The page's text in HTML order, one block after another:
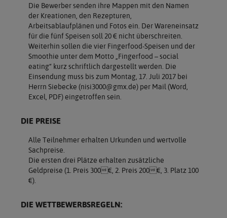
Die Bewerber senden ihre Mappen mit den Namen
der Kreationen, den Rezepturen,
Arbeitsablaufplänen und Fotos ein. Der Wareneinsatz
für die fünf Speisen soll 20 € nicht überschreiten.
Weiterhin sollen die vier Fingerfood-Speisen und der
Smoothie unter dem Motto „Fingerfood – social
eating“ kurz schriftlich dargestellt werden. Die
Einsendung muss bis zum Montag, 17. Juli 2017 bei
Herrn Siebecke (nisi3000@gmx.de) per Mail (Word,
Excel, PDF) eingetroffen sein.
DIE PREISE
Alle Teilnehmer erhalten Urkunden und wertvolle
Sachpreise.
Die ersten drei Plätze erhalten zusätzliche
Geldpreise (1. Preis 300€, 2. Preis 200€, 3. Platz 100
€).
DIE WETTBEWERBSREGELN: